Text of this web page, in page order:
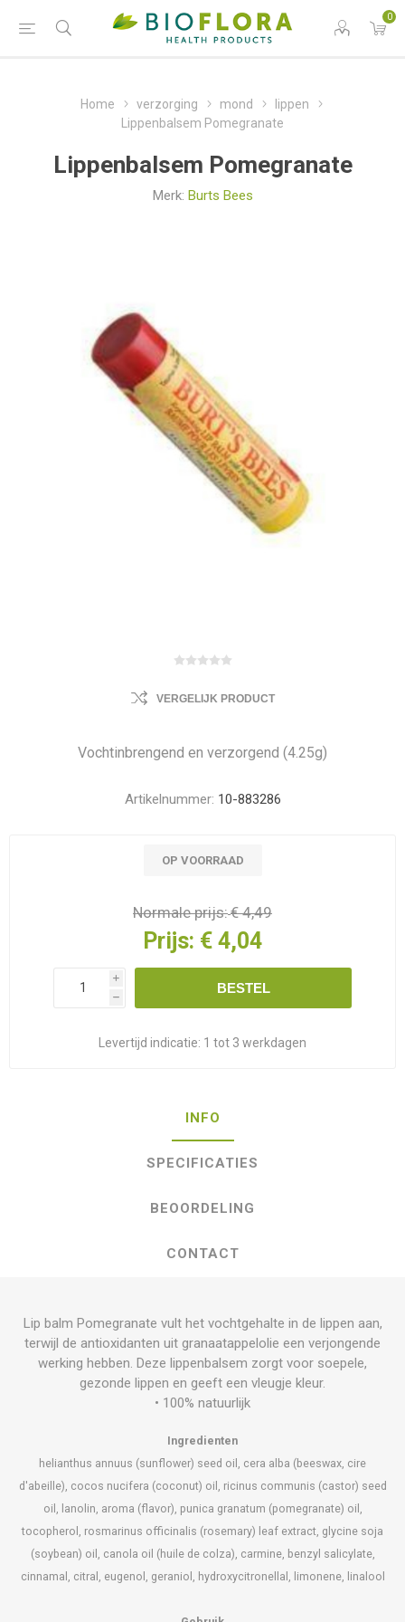
0
Home verzorging mond
lippen
Lippenbalsem Pomegranate
Lippenbalsem Pomegranate
Merk: Burts Bees
VERGELIJK PRODUCT
Vochtinbrengend en verzorgend (4.25g)
Artikelnummer: 10-883286
OP VOORRAAD
Normale prijs:€ 4,49
Prijs: € 4,04
i
h
BESTEL
Levertijd indicatie: 1 tot 3 werkdagen
INFO
SPECIFICATIES
BEOORDELING
CONTACT
Lip balm Pomegranate vult het vochtgehalte in de lippen aan,
terwijl de antioxidanten uit granaatappelolie een verjongende
werking hebben. Deze lippenbalsem zorgt voor soepele,
gezonde lippen en geeft een vleugje kleur.
• 100% natuurlijk
Ingredienten
helianthus annuus (sunflower) seed oil, cera alba (beeswax, cire
d'abeille), cocos nucifera (coconut) oil, ricinus communis (castor) seed
oil, lanolin, aroma (flavor), punica granatum (pomegranate) oil,
tocopherol, rosmarinus officinalis (rosemary) leaf extract, glycine soja
(soybean) oil, canola oil (huile de colza), carmine, benzyl salicylate,
cinnamal, citral, eugenol, geraniol, hydroxycitronellal, limonene, linalool